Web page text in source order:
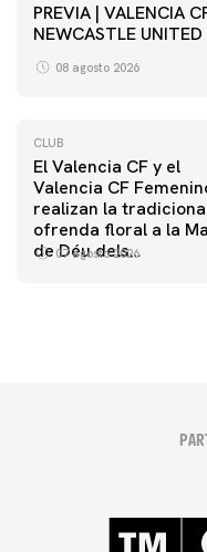
PREVIA | VALENCIA
NEWCASTLE UNITED
08 agosto 2026
CLUB
El Valencia CF y el
Valencia CF
realizan la
ofrenda floral a la
de Déu dels
07 agosto 2026